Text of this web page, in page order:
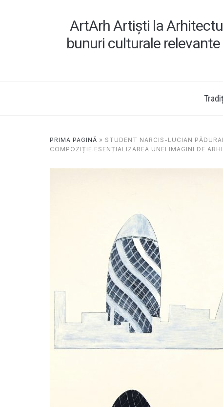
ArtArh Artiști la
bunuri culturale
PRIMA PAGINĂ » STUDENT NARCIS-LUCIAN
COMPOZIȚIE.ESENȚIALIZAREA UNEI IMAGINI DE